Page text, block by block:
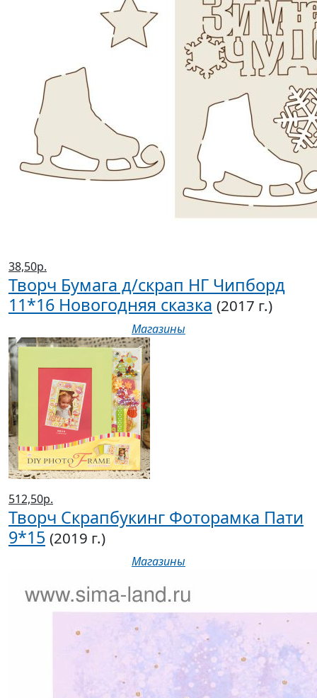
38,50р.
Творч Бумага д/скрап НГ Чипборд
11*16 Новогодняя сказка (2017 г.)
Магазины
512,50р.
Творч Скрапбукинг Фоторамка Пати
9*15 (2019 г.)
Магазины